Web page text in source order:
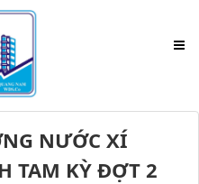
NƯỚC XÍ
TAM KỲ ĐỢT 2